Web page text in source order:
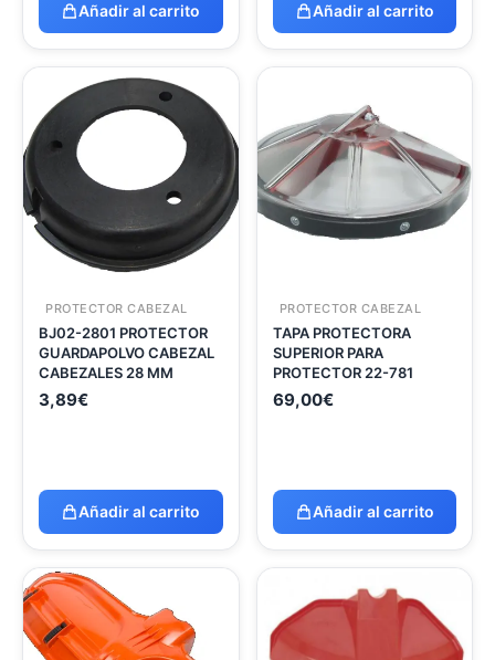
Añadir al carrito Añadir al carrito
PROTECTOR CABEZAL
BJ02-2801 PROTECTOR
GUARDAPOLVO CABEZAL
CABEZALES 28 MM
3,89€
Añadir al carrito
PROTECTOR CABEZAL
TAPA PROTECTORA
SUPERIOR PARA
PROTECTOR 22-781
69,00€
Añadir al carrito